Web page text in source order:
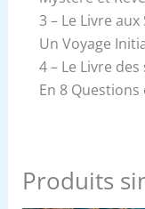
3 – Le Livre aux
Un Voyage
4 – Le Livre
En 8 Questions
Produits